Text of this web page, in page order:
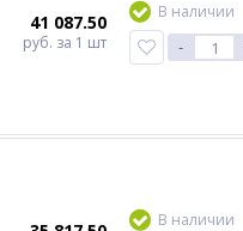
41 087.50
руб. за 1 шт
В наличии
-
В наличии